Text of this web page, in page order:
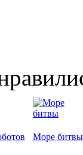
Море битвы